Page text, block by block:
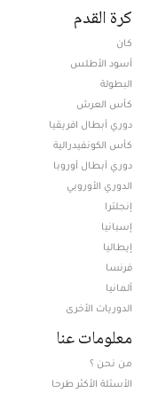
كرة القدم
كان
أسود الأطلس
البطولة
كأس العرش
دوري أبطال افريقيا
كأس الكونفيدرالية
دوري أبطال أوروبا
الدوري الأوروبي
إنجلترا
إسبانيا
إيطاليا
فرنسا
ألمانيا
الدوريات الأخرى
معلومات عنا
من نحن ؟
الأسئلة الأكثر طرحا